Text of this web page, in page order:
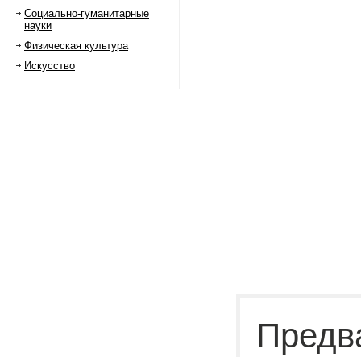
Социально-гуманитарные
науки
Физическая культура
Искусство